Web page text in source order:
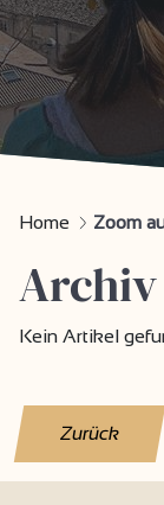
Home Zoom
Archiv
Kein Artikel
Zurück